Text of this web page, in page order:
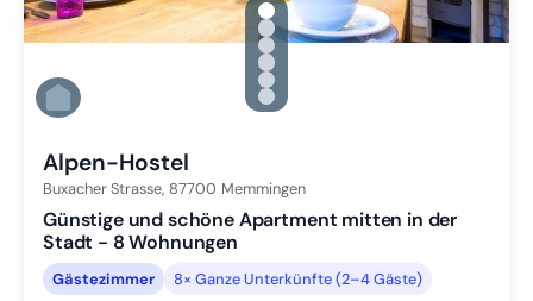
gallery.slide_selector
Zu Slide 1 wechseln
Zu Slide 2 wechseln
Zu Slide 3 wechseln
Zu Slide 4 wechseln
Zu Slide 5 wechseln
Zu Slide 6 wechseln
Alpen-Hostel
Buxacher Strasse, 87700 Memmingen
Günstige und schöne Apartment mitten in der
Stadt - 8 Wohnungen
Gästezimmer 8× Ganze Unterkünfte (2–4 Gäste)